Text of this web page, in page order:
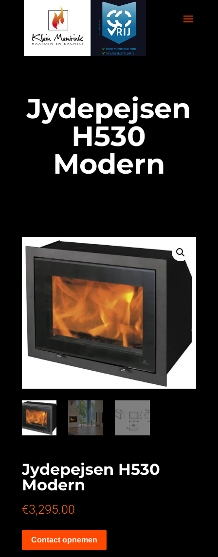
Jydepejsen
H530
Modern
Jydepejsen H530
Modern
€3,295.00
Contact opnemen